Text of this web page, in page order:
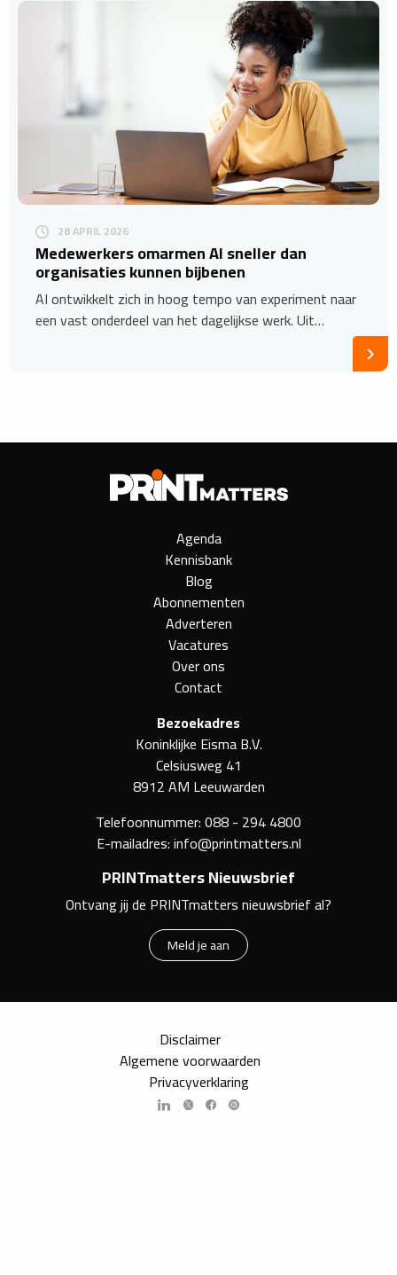
28 APRIL 2026
Medewerkers omarmen AI sneller dan
organisaties kunnen bijbenen
AI ontwikkelt zich in hoog tempo van experiment naar
een vast onderdeel van het dagelijkse werk. Uit…
Agenda
Kennisbank
Blog
Abonnementen
Adverteren
Vacatures
Over ons
Contact
Bezoekadres
Koninklijke Eisma B.V.
Celsiusweg 41
8912 AM Leeuwarden
Telefoonnummer:088 - 294 4800
E-mailadres:info@printmatters.nl
PRINTmatters Nieuwsbrief
Ontvang jij de PRINTmatters nieuwsbrief al?
Meld je aan
Disclaimer
Algemene voorwaarden
Privacyverklaring